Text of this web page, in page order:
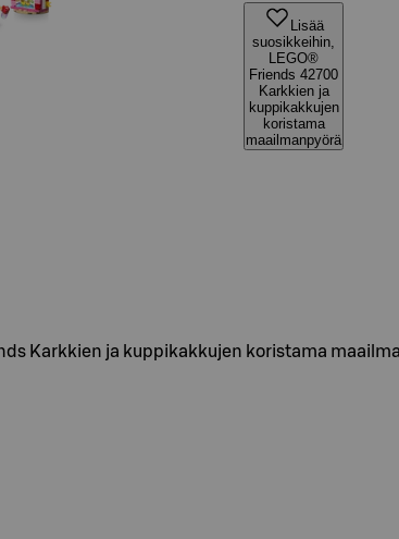
Lisää
suosikkeihin,
LEGO®
Friends 42700
Karkkien ja
kuppikakkujen
koristama
maailmanpyörä
Karkkien ja kuppikakkujen koristama